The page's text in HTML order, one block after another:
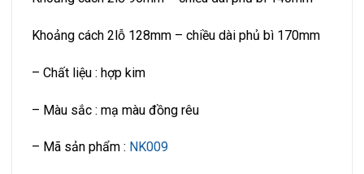
Khoảng cách 2lỗ 128mm – chiều dài phủ bì 170mm
– Chất liệu : hợp kim
– Màu sắc : mạ màu đồng rêu
– Mã sản phẩm : NK009